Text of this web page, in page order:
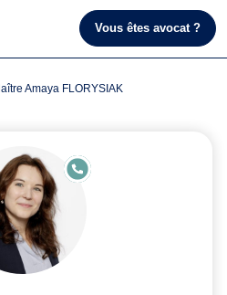
Vous êtes avocat ?
Maître Amaya FLORYSIAK
E
N